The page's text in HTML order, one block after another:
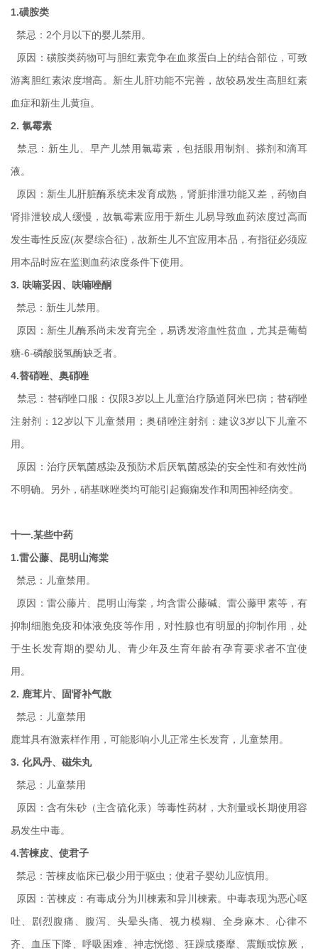
1.磺胺类
禁忌：2个月以下的婴儿禁用。
原因：磺胺类药物可与胆红素竞争在血浆蛋白上的结合部位，可致
游离胆红素浓度增高。新生儿肝功能不完善，故较易发生高胆红素
血症和新生儿黄疸。
2. 氯霉素
禁忌：新生儿、早产儿禁用氯霉素，包括眼用制剂、搽剂和滴耳
液。
原因：新生儿肝脏酶系统未发育成熟，肾脏排泄功能又差，药物自
肾排泄较成人缓慢，故氯霉素应用于新生儿易导致血药浓度过高而
发生毒性反应(灰婴综合征)，故新生儿不宜应用本品，有指征必须应
用本品时应在监测血药浓度条件下使用。
3. 呋喃妥因、呋喃唑酮
禁忌：新生儿禁用。
原因：新生儿酶系尚未发育完全，易诱发溶血性贫血，尤其是葡萄
糖-6-磷酸脱氢酶缺乏者。
4.替硝唑、奥硝唑
禁忌：替硝唑口服：仅限3岁以上儿童治疗肠道阿米巴病；替硝唑
注射剂：12岁以下儿童禁用；奥硝唑注射剂：建议3岁以下儿童不
用。
原因：治疗厌氧菌感染及预防术后厌氧菌感染的安全性和有效性尚
不明确。另外，硝基咪唑类均可能引起癫痫发作和周围神经病变。
十一.某些中药
1.雷公藤、昆明山海棠
禁忌：儿童禁用。
原因：雷公藤片、昆明山海棠，均含雷公藤碱、雷公藤甲素等，有
抑制细胞免疫和体液免疫等作用，对性腺也有明显的抑制作用，处
于生长发育期的婴幼儿、青少年及生育年龄有孕育要求者不宜使
用。
2. 鹿茸片、固肾补气散
禁忌：儿童禁用
鹿茸具有激素样作用，可能影响小儿正常生长发育，儿童禁用。
3. 化风丹、磁朱丸
禁忌：儿童禁用
原因：含有朱砂（主含硫化汞）等毒性药材，大剂量或长期使用容
易发生中毒。
4.苦楝皮、使君子
禁忌：苦楝皮临床已极少用于驱虫；使君子婴幼儿应慎用。
原因：苦楝皮：有毒成分为川楝素和异川楝素。中毒表现为恶心呕
吐、剧烈腹痛、腹泻、头晕头痛、视力模糊、全身麻木、心律不
齐、血压下降、呼吸困难、神志恍惚、狂躁或痿靡、震颤或惊厥，